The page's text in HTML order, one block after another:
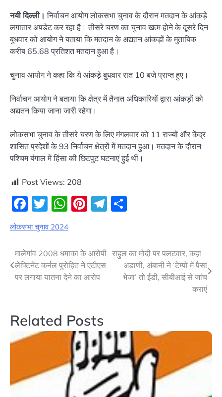
नयी दिल्ली। निर्वाचन आयोग लोकसभा चुनाव के दौरान मतदान के आंकड़े
लगातार अपडेट कर रहा है। तीसरे चरण का चुनाव खत्म होने के दूसरे दिन
बुधवार को आयोग ने बताया कि मतदान के अद्यतन आंकड़ों के मुताबिक
करीब 65.68 प्रतिशत मतदान हुआ है।
चुनाव आयोग ने कहा कि ये आंकड़े बुधवार रात 10 बजे प्राप्त हुए।
निर्वाचन आयोग ने बताया कि क्षेत्र में तैनात अधिकारियों द्वारा आंकड़ों को
अद्यतन किया जाना जारी रहेगा।
लोकसभा चुनाव के तीसरे चरण के लिए मंगलवार को 11 राज्यों और केंद्र
शासित प्रदेशों के 93 निर्वाचन क्षेत्रों में मतदान हुआ। मतदान के दौरान
पश्चिम बंगाल में हिंसा की छिटपुट घटनाएं हुई थीं।
Post Views: 208
Facebook
Twitter
WhatsApp
Pinterest
Telegram
लोकसभा चुनाव 2024
Post
navigation
मालेगांव 2008 धमाका के आरोपी
लेफ्टिनेंट कर्नल पुरोहित ने एटीएस
पर लगाया यातना देने का आरोप
राहुल का मोदी पर पलटवार, कहा –
अडाणी, अंबानी ने ‘टेम्पो में पैसा
भेजा’ तो ईडी, सीबीआई से जांच
कराएं
Related Posts